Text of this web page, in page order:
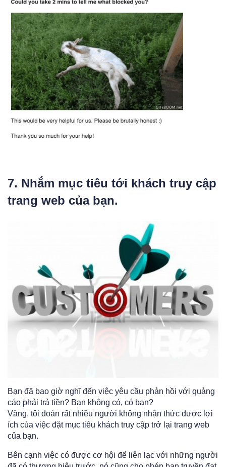
7. Nhắm mục tiêu tới khách truy cập
trang web của bạn.
Bạn đã bao giờ nghĩ đến việc yêu cầu phản hồi với quảng
cáo phải trả tiền? Bạn không có, có bạn?
Vâng, tôi đoán rất nhiều người không nhận thức được lợi
ích của việc đặt mục tiêu khách truy cập trở lại trang web
của bạn.
Bên cạnh việc có được cơ hội để liên lạc với những người